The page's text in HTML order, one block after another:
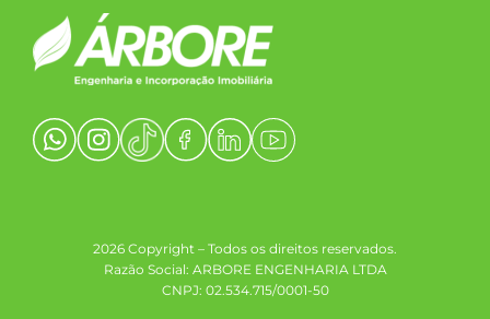
2026 Copyright – Todos os direitos reservados.
Razão Social: ARBORE ENGENHARIA LTDA
CNPJ: 02.534.715/0001-50